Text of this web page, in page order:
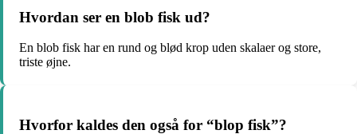
Hvordan ser en blob fisk ud?
En blob fisk har en rund og blød krop uden skalaer og store,
triste øjne.
Hvorfor kaldes den også for “blop fisk”?